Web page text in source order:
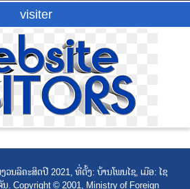
visiter
ວນລິຄະສິດປີ 2021, ທີ່ຕັ້ງ: ບ້ານໂພນໄຊ, ເມືອ: ໄຊ
. Copyright © 2001, Ministry of Foreign